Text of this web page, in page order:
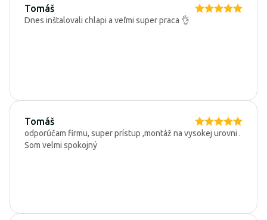
Tomáš
Dnes inštalovali chlapi a veľmi super praca 👌
Tomáš
odporúčam firmu, super prístup ,montáž na vysokej urovni .
Som velmi spokojný